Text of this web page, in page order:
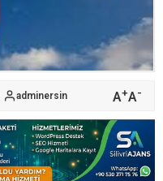
adminersin A+A-